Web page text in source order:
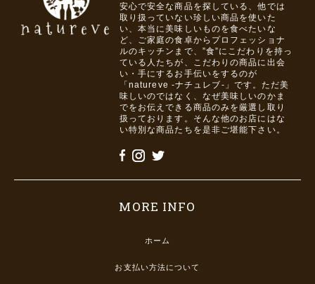
安心で安全な商品を探している、他では
取り扱っていない珍しい商品を使いた
い、本当に美味しいものを食べたいな
ど、ご家庭の食卓からプロフェッショナ
ルのキッチンまで、”食”にこだわりを持っ
ている人たちが、こだわりの商品に出会
い・手にするお手伝いをするのが
「natureve -ナチュレブ-」です。ただ美
味しいのではなく、なぜ美味しいのかま
でをお伝えできる商品のみを厳選し取り
扱っております。そんな他のお店にはな
い特別な商品たちを是非ご堪能下さい。
MORE INFO
ホーム
お支払い方法について